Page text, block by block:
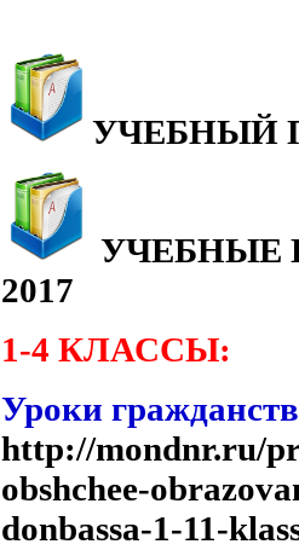
УЧЕБНЫЙ
УЧЕБНЫЕ
2017
1-4 КЛАССЫ:
Уроки
http://mondnr.ru/
obshchee-
donbassa-1-11-